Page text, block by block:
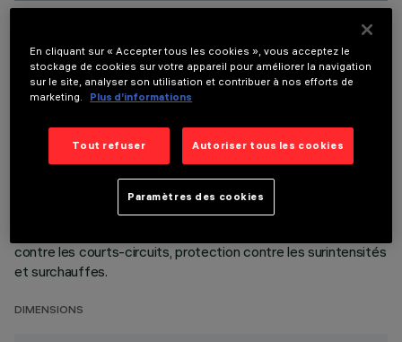
DONNÉES TECHNIQUES
DERNIÈRE MISE À JOUR: 13/07/2026
Alimentation électronique non gradable à courant constant
Sortie à courant constant 250÷700 mA sélectionnable avec
DIP-SWITCH. < BR> Les caractéristiques du produit
contre les courts-circuits, protection contre les surintensités
et surchauffes.
DIMENSIONS
En cliquant sur « Accepter tous les cookies », vous acceptez le
stockage de cookies sur votre appareil pour améliorer la navigation
sur le site, analyser son utilisation et contribuer à nos efforts de
marketing.
Plus d’informations
Tout refuser Autoriser tous les cookies
Paramètres des cookies